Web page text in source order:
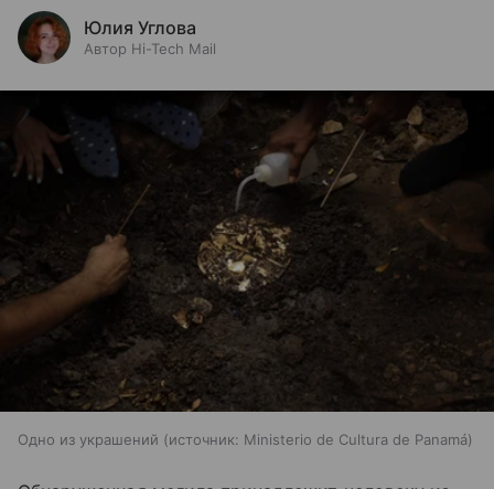
Юлия Углова
Автор Hi-Tech Mail
Одно из украшений источник: Ministerio de Cultura de Panamá